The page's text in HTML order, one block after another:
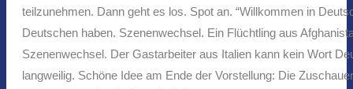
teilzunehmen. Dann geht es los. Spot an. “Willkommen in
Deutschen haben. Szenenwechsel. Ein Flüchtling aus
Szenenwechsel. Der Gastarbeiter aus Italien kann kein Wort
langweilig. Schöne Idee am Ende der Vorstellung: Die